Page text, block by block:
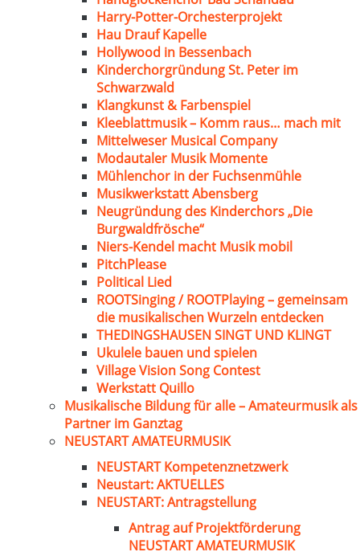
Harry-Potter-Orchesterprojekt
Hau Drauf Kapelle
Hollywood in Bessenbach
Kinderchorgründung St. Peter im
Schwarzwald
Klangkunst & Farbenspiel
Kleeblattmusik – Komm raus… mach mit
Mittelweser Musical Company
Modautaler Musik Momente
Mühlenchor in der Fuchsenmühle
Musikwerkstatt Abensberg
Neugründung des Kinderchors „Die
Burgwaldfrösche“
Niers-Kendel macht Musik mobil
PitchPlease
Political Lied
ROOTSinging / ROOTPlaying – gemeinsam
die musikalischen Wurzeln entdecken
THEDINGSHAUSEN SINGT UND KLINGT
Ukulele bauen und spielen
Village Vision Song Contest
Werkstatt Quillo
Musikalische Bildung für alle – Amateurmusik als
Partner im Ganztag
NEUSTART AMATEURMUSIK
NEUSTART Kompetenznetzwerk
Neustart: AKTUELLES
NEUSTART: Antragstellung
Antrag auf Projektförderung
NEUSTART AMATEURMUSIK